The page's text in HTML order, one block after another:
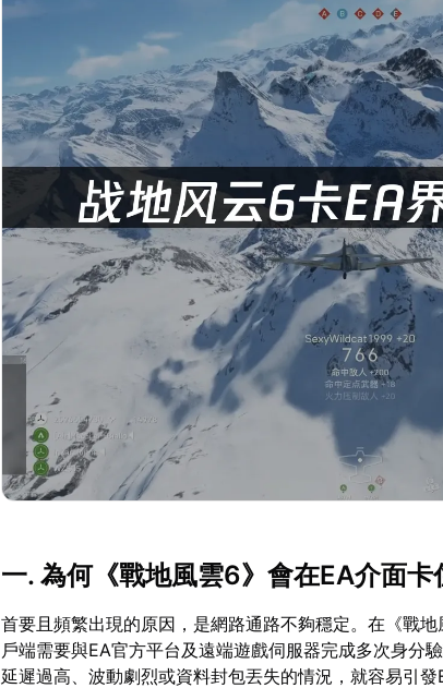
一. 為何《戰地風雲6》會在EA介面卡
首要且頻繁出現的原因，是網路通路不夠穩定。在《戰
戶端需要與EA官方平台及遠端遊戲伺服器完成多次身分
延遲過高、波動劇烈或資料封包丟失的情況，就容易引發